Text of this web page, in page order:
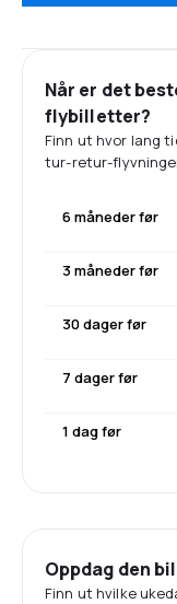
Når er det
flybilletter?
Finn ut hvor lang
tur-retur-
6 måneder før
3 måneder før
30 dager før
7 dager før
1 dag før
Oppdag den
Finn ut hvilke